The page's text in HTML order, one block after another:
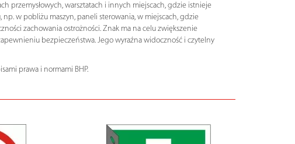
przemysłowych, warsztatach i innych miejscach, gdzie istnieje
w pobliżu maszyn, paneli sterowania, w miejscach, gdzie
zachowania ostrożności. Znak ma na celu zwiększenie
bezpieczeństwa. Jego wyraźna widoczność i czytelny
prawa i normami BHP.